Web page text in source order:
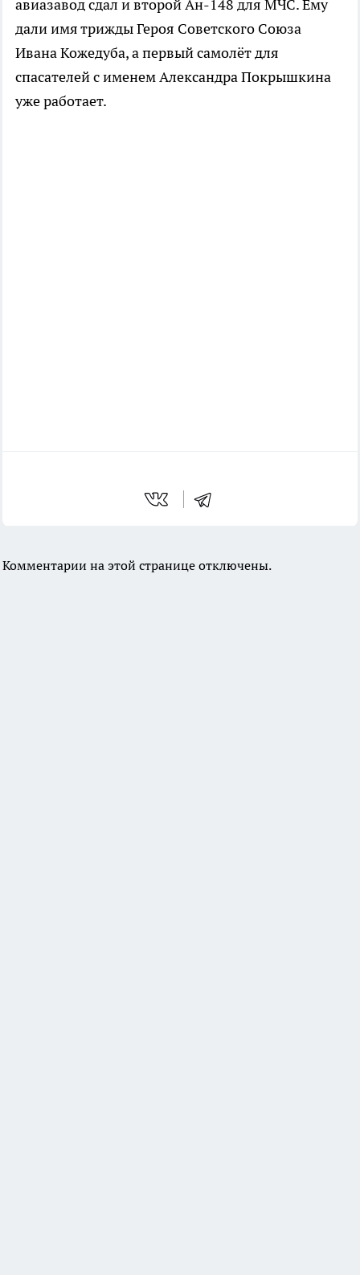
авиазавод сдал и второй Ан-148 для МЧС. Ему
дали имя трижды Героя Советского Союза
Ивана Кожедуба, а первый самолёт для
спасателей с именем Александра Покрышкина
уже работает.
Комментарии на этой странице отключены.